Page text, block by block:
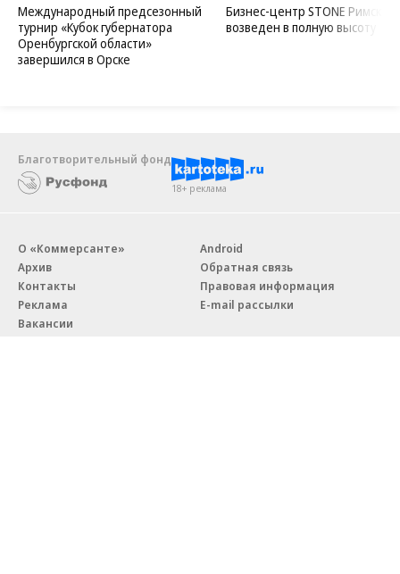
Международный предсезонный
турнир «Кубок губернатора
Оренбургской области»
завершился в Орске
Бизнес-центр STONE Римская
возведен в полную высоту
Благотворительный фонд
18+ реклама
О «Коммерсанте»
Архив
Контакты
Реклама
Вакансии
Android
Обратная связь
Правовая информация
E-mail рассылки